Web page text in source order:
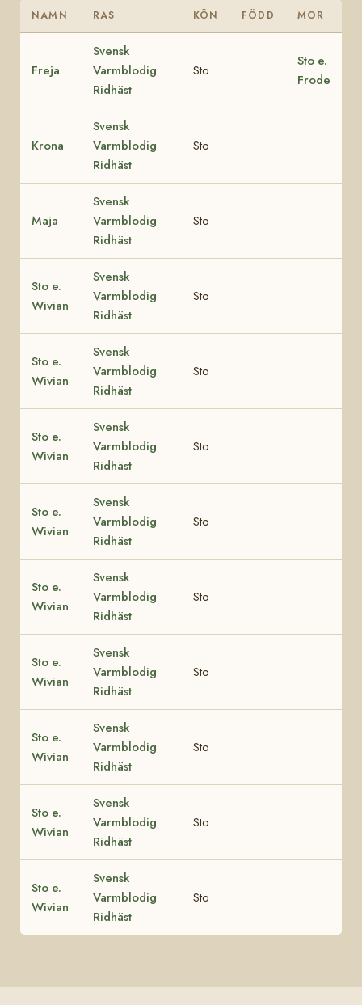
NAMN RAS KÖN FÖDD MOR
Freja
Svensk
Varmblodig
Ridhäst
Sto
Sto e.
Frode
Krona
Svensk
Varmblodig
Ridhäst
Sto
Maja
Svensk
Varmblodig
Ridhäst
Sto
Sto e.
Wivian
Svensk
Varmblodig
Ridhäst
Sto
Sto e.
Wivian
Svensk
Varmblodig
Ridhäst
Sto
Sto e.
Wivian
Svensk
Varmblodig
Ridhäst
Sto
Sto e.
Wivian
Svensk
Varmblodig
Ridhäst
Sto
Sto e.
Wivian
Svensk
Varmblodig
Ridhäst
Sto
Sto e.
Wivian
Svensk
Varmblodig
Ridhäst
Sto
Sto e.
Wivian
Svensk
Varmblodig
Ridhäst
Sto
Sto e.
Wivian
Svensk
Varmblodig
Ridhäst
Sto
Sto e.
Wivian
Svensk
Varmblodig
Ridhäst
Sto